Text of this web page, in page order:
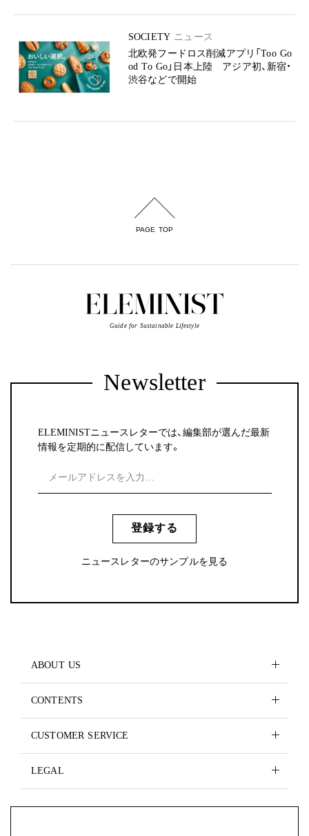
SOCIETY ニュース
北欧発フードロス削減アプリ「Too Go
od To Go」日本上陸 アジア初、新宿・
渋谷などで開始
PAGE TOP
Guide for Sustainable Lifestyle
Newsletter
ELEMINISTニュースレターでは、編集部が選んだ最新
情報を定期的に配信しています。
登録する
ニュースレターのサンプルを見る
ABOUT US
CONTENTS
CUSTOMER SERVICE
LEGAL